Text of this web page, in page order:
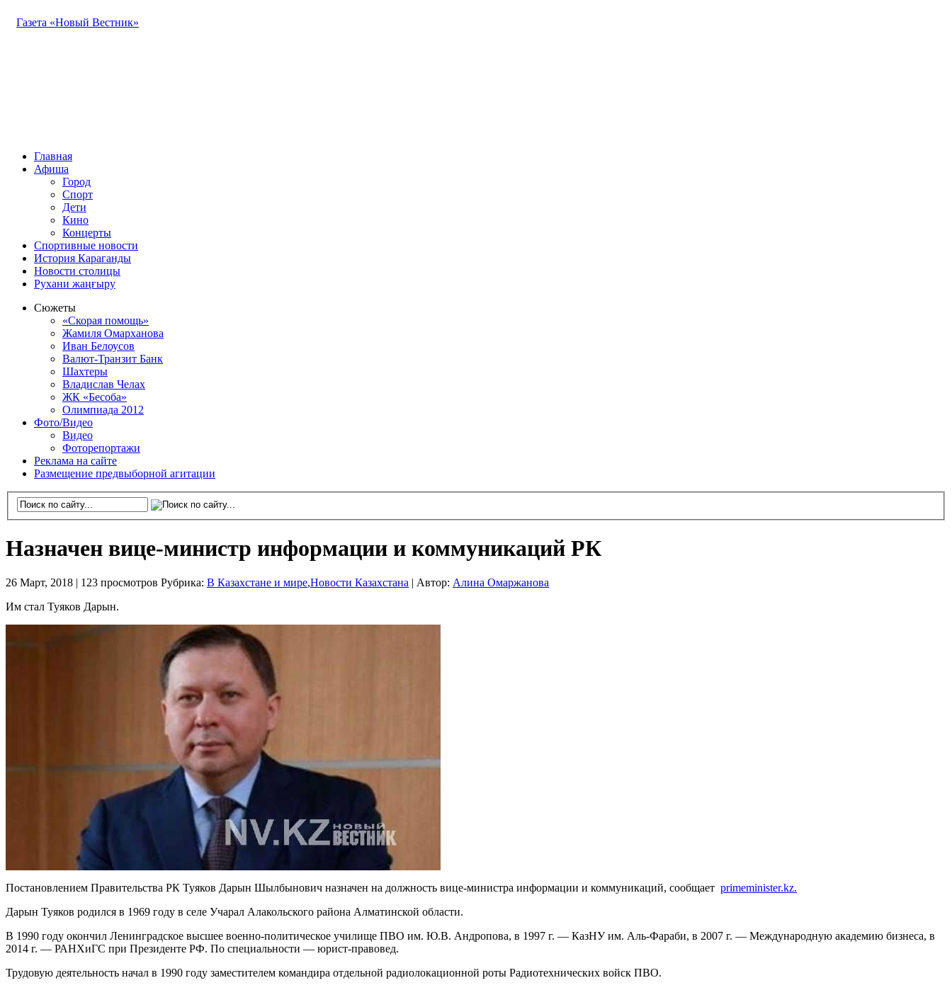
Газета «Новый Вестник»
Главная
Афиша
Город
Спорт
Дети
Кино
Концерты
Спортивные новости
История Караганды
Новости столицы
Рухани жаңғыру
Сюжеты
«Скорая помощь»
Жамиля Омарханова
Иван Белоусов
Валют-Транзит Банк
Шахтеры
Владислав Челах
ЖК «Бесоба»
Олимпиада 2012
Фото/Видео
Видео
Фоторепортажи
Реклама на сайте
Размещение предвыборной агитации
Назначен вице-министр информации и коммуникаций РК
26 Март, 2018 | 123 просмотров Рубрика: В Казахстане и мире,Новости Казахстана Автор: Алина Омаржанова
Им стал Туяков Дарын.
Постановлением Правительства РК Туяков Дарын Шылбынович назначен на должность вице-министра информации и коммуникаций, сообщает primeminister.kz.
Дарын Туяков родился в 1969 году в селе Учарал Алакольского района Алматинской области.
В 1990 году окончил Ленинградское высшее военно-политическое училище ПВО им. Ю.В. Андропова, в 1997 г. — КазНУ им. Аль-Фараби, в 2007 г. — Международную академию бизнеса, в
2014 г. — РАНХиГС при Президенте РФ. По специальности — юрист-правовед.
Трудовую деятельность начал в 1990 году заместителем командира отдельной радиолокационной роты Радиотехнических войск ПВО.